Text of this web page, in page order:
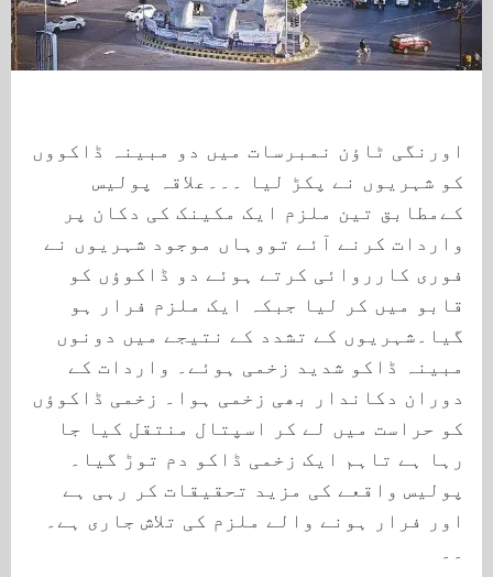
اورنگی ٹاؤن نمبرسات میں دو مبینہ ڈاکووں
کو شہریوں نے پکڑ لیا ۔۔۔علاقہ پولیس
کےمطابق تین ملزم ایک مکینک کی دکان پر
واردات کرنے آئے تووہاں موجود شہریوں نے
فوری کارروائی کرتے ہوئے دو ڈاکوؤں کو
قابو میں کر لیا جبکہ ایک ملزم فرار ہو
گیا۔شہریوں کے تشدد کے نتیجے میں دونوں
مبینہ ڈاکو شدید زخمی ہوئے۔ واردات کے
دوران دکاندار بھی زخمی ہوا۔ زخمی ڈاکوؤں
کو حراست میں لے کر اسپتال منتقل کیا جا
رہا ہے تاہم ایک زخمی ڈاکو دم توڑ گیا۔
پولیس واقعے کی مزید تحقیقات کر رہی ہے
اور فرار ہونے والے ملزم کی تلاش جاری ہے۔
۔۔